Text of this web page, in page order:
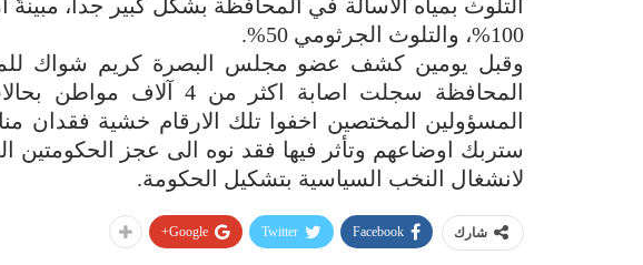
التلوث بمياه الاسالة في المحافظة بشكل كبير جداً، مبينةً
100%، والتلوث الجرثومي 50%.
وقبل يومين كشف عضو مجلس البصرة كريم شواك
المحافظة سجلت اصابة اكثر
المسؤولين المختصين اخفوا تلك الارقام خشية فقدان
ستربك اوضاعهم وتأثر فيها فقد نوه الى عجز الحكومتين
لانشغال النخب السياسية بتشكيل الحكومة.
شارك Facebook
Twitter
Google+